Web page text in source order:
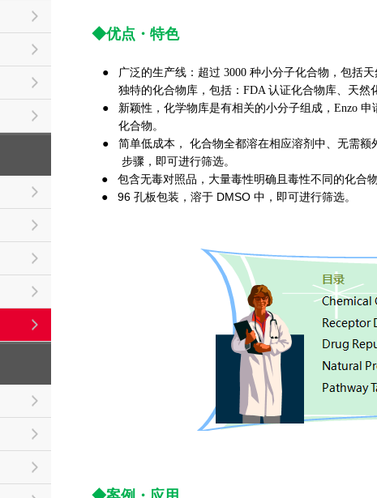
◆优点 ・ 特色
● 广泛的生产线：超过 3000 种小分子化合物，包括
独特的化合物库，包括：FDA 认证化合物库、天然
● 新颖性，化学物库是有相关的小分子组成，Enzo 申
化合物。
● 简单低成本， 化合物全都溶在相应溶剂中、无需额
步骤，即可进行筛选。
● 包含无毒对照品，大量毒性明确且毒性不同的化合物
● 96 孔板包装，溶于 DMSO 中，即可进行筛选。